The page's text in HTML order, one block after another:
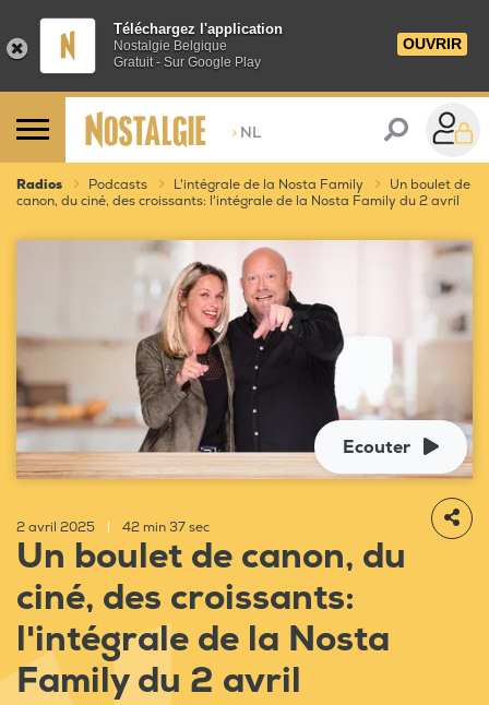
Téléchargez l'application
Nostalgie Belgique
Gratuit - Sur Google Play
OUVRIR
> NL
Radios Podcasts L'intégrale de la Nosta Family
Un boulet de
canon, du ciné, des croissants: l'intégrale de la Nosta Family du 2 avril
Ecouter
2 avril 2025 42 min 37 sec
Un boulet de canon, du
ciné, des croissants:
l'intégrale de la Nosta
Family du 2 avril